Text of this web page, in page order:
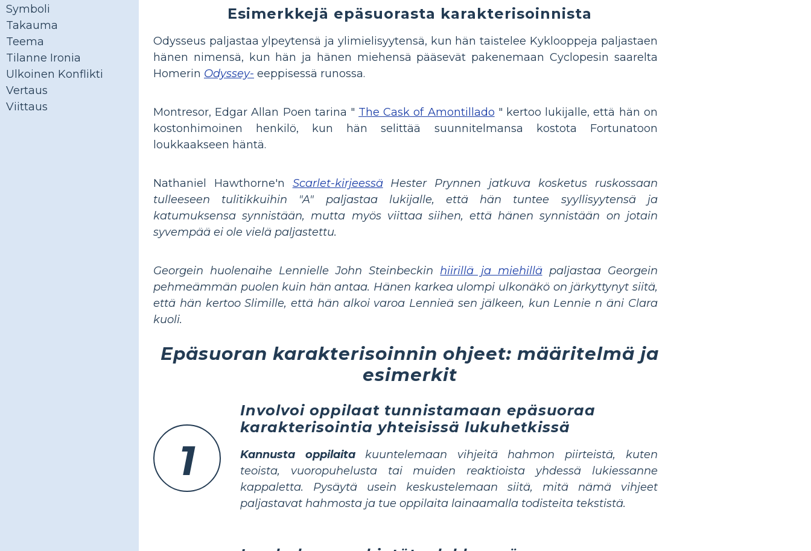
Symboli
Takauma
Teema
Tilanne Ironia
Ulkoinen Konflikti
Vertaus
Viittaus
Esimerkkejä epäsuorasta karakterisoinnista
Odysseus paljastaa ylpeytensä ja ylimielisyytensä, kun hän taistelee Kyklooppeja paljastaen
hänen nimensä, kun hän ja hänen miehensä pääsevät pakenemaan Cyclopesin saarelta
Homerin Odyssey- eeppisessä runossa.
Montresor, Edgar Allan Poen tarina " The Cask of Amontillado " kertoo lukijalle, että hän on
kostonhimoinen henkilö, kun hän selittää suunnitelmansa kostota Fortunatoon
loukkaakseen häntä.
Nathaniel Hawthorne'n Scarlet-kirjeessäHester Prynnen jatkuva kosketus ruskossaan
tulleeseen tulitikkuihin "A" paljastaa lukijalle, että hän tuntee syyllisyytensä ja
katumuksensa synnistään, mutta myös viittaa siihen, että hänen synnistään on jotain
syvempää ei ole vielä paljastettu.
Georgein huolenaihe Lennielle John Steinbeckin hiirillä ja miehilläpaljastaa Georgein
pehmeämmän puolen kuin hän antaa. Hänen karkea ulompi ulkonäkö on järkyttynyt siitä,
että hän kertoo Slimille, että hän alkoi varoa Lennieä sen jälkeen, kun Lennie n äni Clara
kuoli.
Epäsuoran karakterisoinnin ohjeet: määritelmä ja
esimerkit
1
Involvoi oppilaat tunnistamaan epäsuoraa
karakterisointia yhteisissä lukuhetkissä
Kannusta oppilaitakuuntelemaan vihjeitä hahmon piirteistä, kuten
teoista, vuoropuhelusta tai muiden reaktioista yhdessä lukiessanne
kappaletta. Pysäytä usein keskustelemaan siitä, mitä nämä vihjeet
paljastavat hahmosta ja tue oppilaita lainaamalla todisteita tekstistä.